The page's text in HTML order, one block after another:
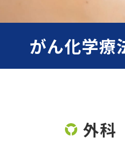
がん化学療
外科